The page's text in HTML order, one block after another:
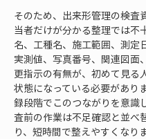
そのため、出来形管理の検査
当者だけが分かる整理では不
名、工種名、施工範囲、測定
実測値、写真番号、関連図面
更指示の有無が、初めて見る
状態になっている必要があり
録段階でこのつながりを意識
査前の作業は不足確認と並べ
り、短時間で整えやすくなりま